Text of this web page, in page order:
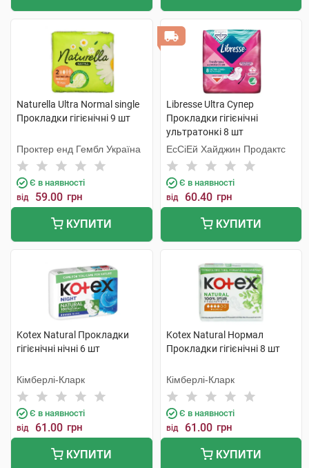
Naturella Ultra Normal single
Прокладки гігієнічні 9 шт
Проктер енд Гембл Україна
Є в наявності
від 59.00 грн
КУПИТИ
Libresse Ultra Супер
Прокладки гігієнічні
ультратонкі 8 шт
ЕсСіЕй Хайджин Продактс
Є в наявності
від 60.40 грн
КУПИТИ
Kotex Natural Прокладки
гігієнічні нічні 6 шт
Кімберлі-Кларк
Є в наявності
від 61.00 грн
КУПИТИ
Kotex Natural Нормал
Прокладки гігієнічні 8 шт
Кімберлі-Кларк
Є в наявності
від 61.00 грн
КУПИТИ